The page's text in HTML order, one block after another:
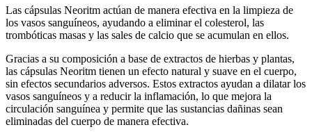
Las cápsulas Neoritm actúan de manera efectiva en la limpieza de
los vasos sanguíneos, ayudando a eliminar el colesterol, las
trombóticas masas y las sales de calcio que se acumulan en ellos.
Gracias a su composición a base de extractos de hierbas y plantas,
las cápsulas Neoritm tienen un efecto natural y suave en el cuerpo,
sin efectos secundarios adversos. Estos extractos ayudan a dilatar los
vasos sanguíneos y a reducir la inflamación, lo que mejora la
circulación sanguínea y permite que las sustancias dañinas sean
eliminadas del cuerpo de manera efectiva.